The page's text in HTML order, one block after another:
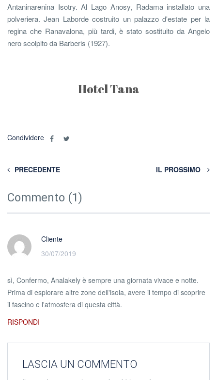
Antaninarenina Isotry. Al Lago Anosy, Radama installato una
polveriera. Jean Laborde costruito un palazzo d'estate per la
regina che Ranavalona, più tardi, è stato sostituito da Angelo
nero scolpito da Barberis (1927).
Hotel Tana
Condividere
PRECEDENTE IL PROSSIMO
Commento (1)
Cliente
30/07/2019
sì, Confermo, Analakely è sempre una giornata vivace e notte.
Prima di esplorare altre zone dell'isola, avere il tempo di scoprire
il fascino e l'atmosfera di questa città.
RISPONDI
LASCIA UN COMMENTO